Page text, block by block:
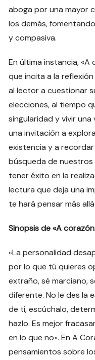
aboga por una mayor
los demás,
y compasiva.
En última instancia,
que incita a la
al lector a cuestionar
elecciones, al tiempo
singularidad y vivir
una invitación a
existencia y a
búsqueda de
tener éxito en la
lectura que deja una
te hará pensar más
Sinopsis de «A
«La personalidad
por lo que tú quieres
extraño, sé marciano,
diferente. No le des la
de ti, escúchalo,
hazlo. Es mejor
en lo que no». EnA
pensamientos sobre